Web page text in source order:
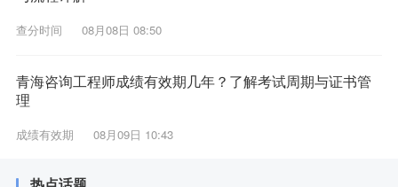
查分时间 08月08日 08:50
青海咨询工程师成绩有效期几年？了解考试周期与证书管
理
成绩有效期 08月09日 10:43